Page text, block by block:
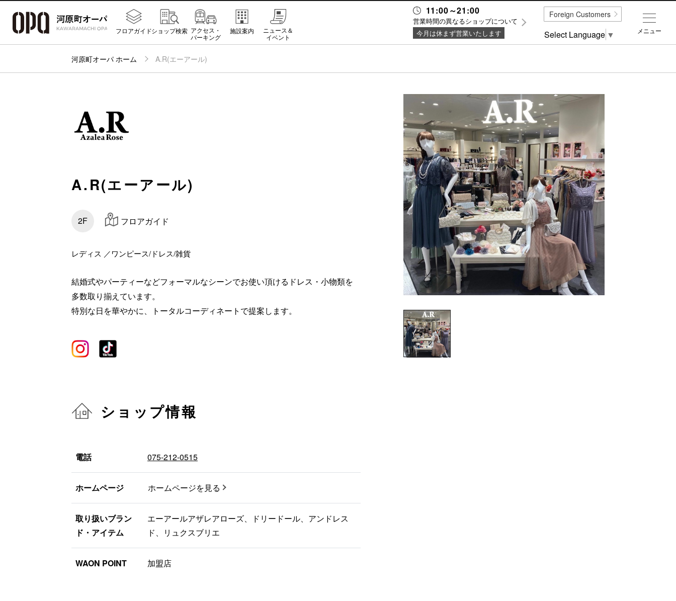
11:00～21:00
営業時間の異なるショップについて
今月は休まず営業いたします
フロアガイドショップ検索 アクセス・
パーキング
施設案内
ニュース＆
イベント
河原町オーパ ホーム A.R(エーアール)
A.R(エーアール)
2F フロアガイド
レディス ／ワンピース/ドレス/雑貨
結婚式やパーティーなどフォーマルなシーンでお使い頂けるドレス・小物類を
多数取り揃えています。
特別な日を華やかに、トータルコーディネートで提案します。
ショップ情報
電話 075-212-0515
ホームページ ホームページを見る
取り扱いブラン
ド・アイテム
エーアールアザレアローズ、ドリードール、アンドレス
ド、リュクスブリエ
WAON POINT 加盟店
メニュー
Foreign Customers
Select Language ▼